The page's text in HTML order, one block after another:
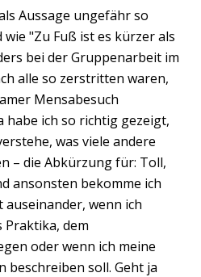
Aussage ungefähr so
"Zu Fuß ist es kürzer als
bei der Gruppenarbeit im
alle so zerstritten waren,
Mensabesuch
habe ich so richtig gezeigt,
was viele andere
– die Abkürzung für: Toll,
ansonsten bekomme ich
auseinander, wenn ich
dem
oder wenn ich meine
beschreiben soll. Geht ja